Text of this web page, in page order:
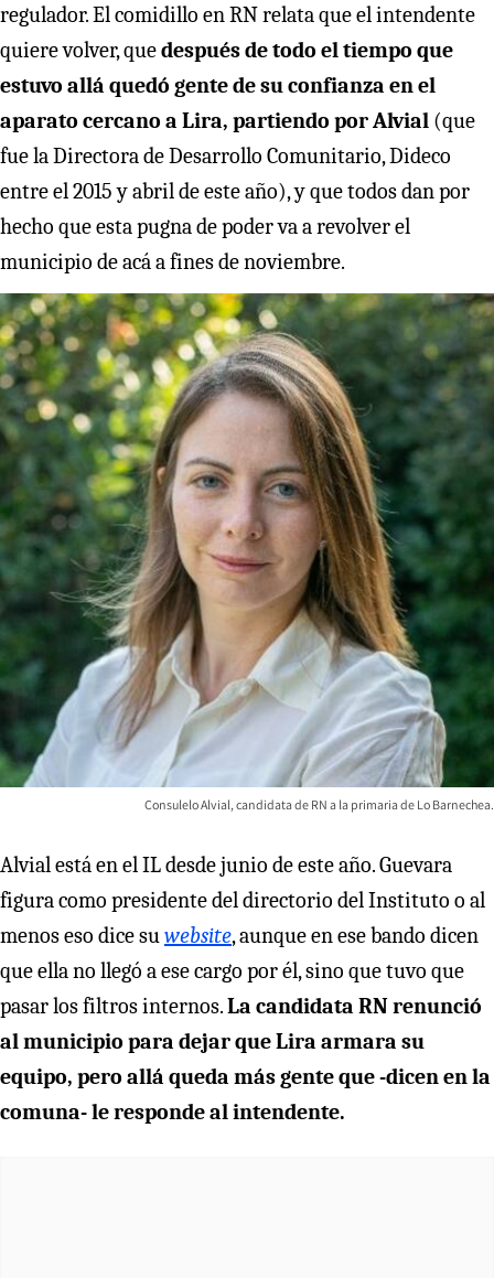
regulador. El comidillo en RN relata que el intendente
quiere volver, quedespués de todo el tiempo que
estuvo allá quedó gente de su confianza en el
aparato cercano a Lira, partiendo por Alvial (que
fue la Directora de Desarrollo Comunitario, Dideco
entre el 2015 y abril de este año), y que todos dan por
hecho que esta pugna de poder va a revolver el
municipio de acá a fines de noviembre.
Consulelo Alvial, candidata de RN a la primaria de Lo Barnechea.
Alvial está en el IL desde junio de este año. Guevara
figura como presidente del directorio del Instituto o al
menos eso dice suwebsite, aunque en ese bando dicen
que ella no llegó a ese cargo por él, sino que tuvo que
pasar los filtros internos.La candidata RN renunció
al municipio para dejar que Lira armara su
equipo, pero allá queda más gente que -dicen en la
comuna- le responde al intendente.